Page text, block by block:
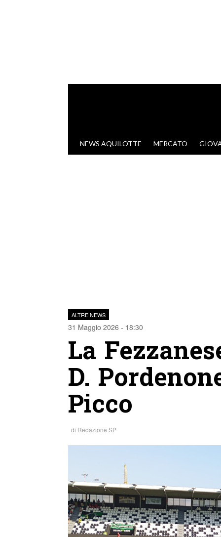
VAI AL CONTENUTO
NEWS AQUILOTTE MERCATO
ALTRE NEWS
31 Maggio 2026 - 18:30
La
D.
Picco
di Redazione SP